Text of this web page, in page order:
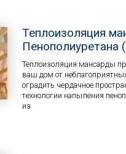
Теплоизоляция
Пенополиуретана
Теплоизоляция мансарды
ваш дом от
оградить чердачное
технологии напыления
из